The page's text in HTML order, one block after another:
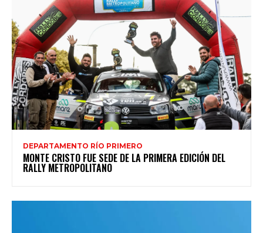
DEPARTAMENTO RÍO PRIMERO
MONTE CRISTO FUE SEDE DE LA PRIMERA EDICIÓN DEL
RALLY METROPOLITANO